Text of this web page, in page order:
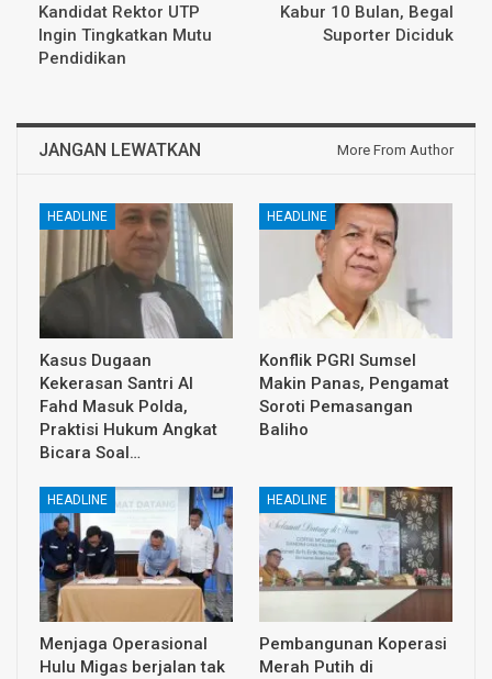
Kandidat Rektor UTP
Ingin Tingkatkan Mutu
Pendidikan
Kabur 10 Bulan, Begal
Suporter Diciduk
JANGAN LEWATKAN More From Author
HEADLINE
Kasus Dugaan
Kekerasan Santri Al
Fahd Masuk Polda,
Praktisi Hukum Angkat
Bicara Soal…
HEADLINE
Konflik PGRI Sumsel
Makin Panas, Pengamat
Soroti Pemasangan
Baliho
HEADLINE
Menjaga Operasional
Hulu Migas berjalan tak
HEADLINE
Pembangunan Koperasi
Merah Putih di